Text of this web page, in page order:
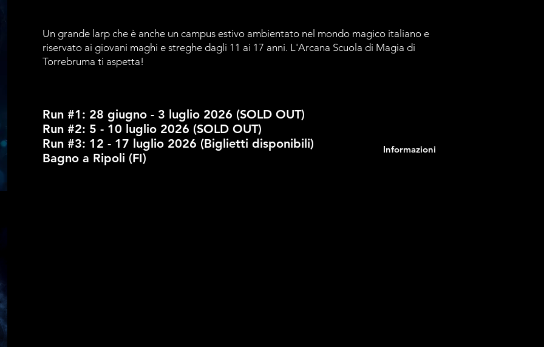
Run #1: 28 giugno - 3 luglio 2026 (SOLD OUT)
Run #2: 5 - 10 luglio 2026 (SOLD OUT)
Run #3: 12 - 17 luglio 2026 (Biglietti disponibili)
Bagno a Ripoli (FI)
Informazioni
Un grande larp che è anche un campus estivo ambientato nel mondo magico italiano e
riservato ai giovani maghi e streghe dagli 11 ai 17 anni. L'Arcana Scuola di Magia di
Torrebruma ti aspetta!